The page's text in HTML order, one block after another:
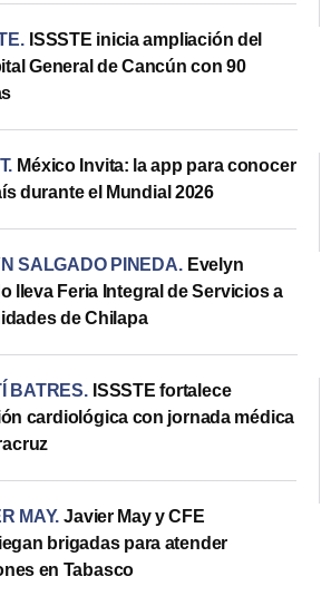
. ISSSTE inicia ampliación del
General de Cancún con 90
. México Invita: la app para conocer
durante el Mundial 2026
SALGADO PINEDA. Evelyn
lleva Feria Integral de Servicios a
de Chilapa
BATRES. ISSSTE fortalece
cardiológica con jornada médica
MAY. Javier May y CFE
brigadas para atender
en Tabasco